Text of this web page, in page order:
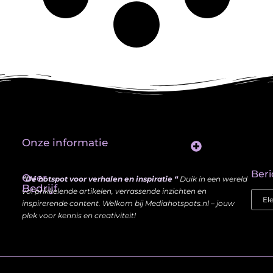
Over
Bedrijf
“Dé hotspot voor verhalen en inspiratie “Duik in een wereld
vol prikkelende artikelen, verrassende inzichten en
inspirerende content. Welkom bij Mediahotspots.nl – jouw
plek voor kennis en creativiteit!
Onze informatie